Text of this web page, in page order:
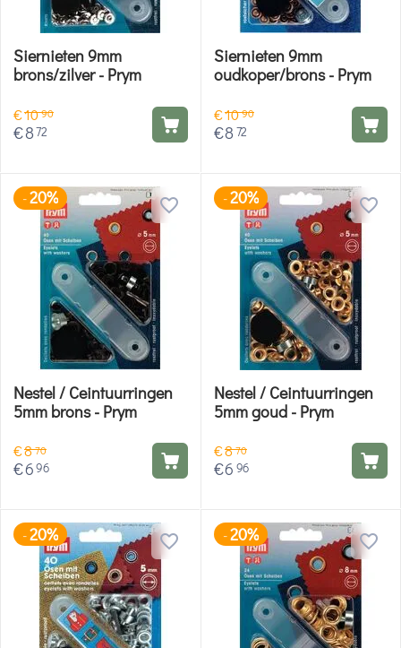
Siernieten 9mm
brons/zilver - Prym
€1090
€872
Siernieten 9mm
oudkoper/brons - Prym
€1090
€8 72
-20%
Nestel / Ceintuurringen
5mm brons - Prym
€870
€696
-20%
Nestel / Ceintuurringen
5mm goud - Prym
€870
€6 96
-20% -20%